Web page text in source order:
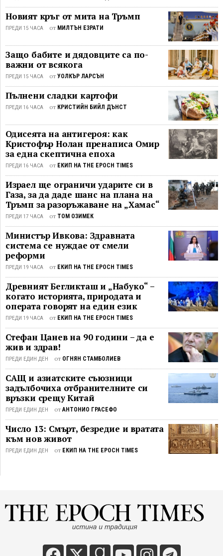
Новият кръг от мита на Тръмп
ПРЕДИ 15 ЧАСА от МИЛТЪН ЕЗРАТИ
Защо бабите и дядовците са по-
важни от всякога
ПРЕДИ 15 ЧАСА от УОЛКЪР ЛАРСЪН
Пълнени сладки картофи
ПРЕДИ 16 ЧАСА от КРИСТИЙН БИЙЛ ДЪНСТ
Одисеята на антигероя: как
Кристофър Нолан пренаписа Омир
за една скептична епоха
ПРЕДИ 16 ЧАСА от ЕКИП НА THE EPOCH TIMES
Израел ще ограничи ударите си в
Газа, за да даде шанс на плана на
Тръмп за разоръжаване на „Хамас“
ПРЕДИ 17 ЧАСА от ТОМ ОЗИМЕК
Министър Ивкова: Здравната
система се нуждае от смели
реформи
ПРЕДИ 19 ЧАСА от ЕКИП НА THE EPOCH TIMES
Древният Бегликташ и „Набуко“ –
когато историята, природата и
операта говорят на един език
ПРЕДИ 19 ЧАСА от ЕКИП НА THE EPOCH TIMES
Стефан Цанев на 90 години – да е
жив и здрав!
ПРЕДИ ЕДИН ДЕН от ОГНЯН СТАМБОЛИЕВ
САЩ и азиатските съюзници
задълбочиха отбранителните си
връзки срещу Китай
ПРЕДИ ЕДИН ДЕН от АНТОНИО ГРАСЕФО
Число 13: Смърт, безредие и вратата
към нов живот
ПРЕДИ ЕДИН ДЕН от ЕКИП НА THE EPOCH TIMES